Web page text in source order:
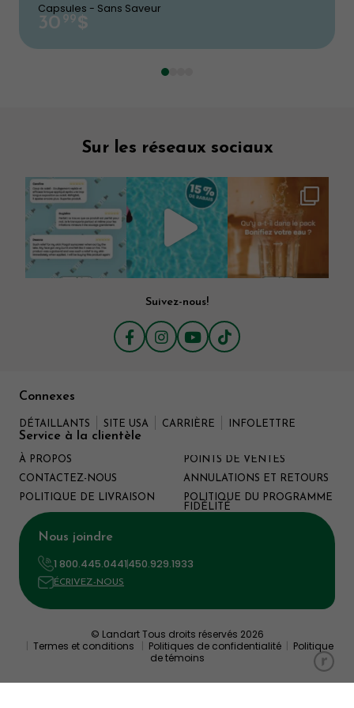
Capsules - Sans Saveur
30 99$
Sur les réseaux sociaux
Suivez-nous!
Connexes
DÉTAILLANTS SITE USA CARRIÈRE INFOLETTRE
Service à la clientèle
À PROPOS
CONTACTEZ-NOUS
POLITIQUE DE LIVRAISON
POINTS DE VENTES
ANNULATIONS ET RETOURS
POLITIQUE DU PROGRAMME
FIDÉLITÉ
Nous joindre
1 800.445.0441450.929.1933
ÉCRIVEZ-NOUS
© Landart Tous droits réservés 2026
Termes et conditions Politiques de confidentialité
Politique
de témoins